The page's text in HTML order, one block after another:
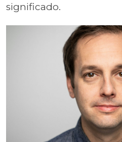
significado.